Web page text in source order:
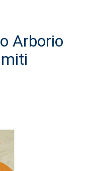
Arborio